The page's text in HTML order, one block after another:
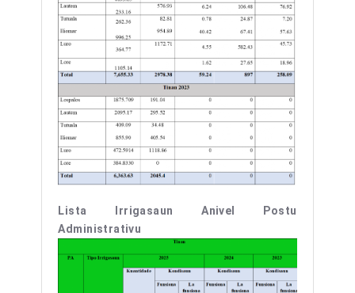
Lista Irrigasaun Anivel Postu
Administrativu